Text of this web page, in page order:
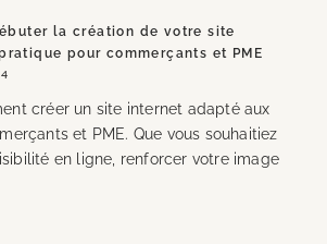
la création de votre site
pour commerçants et PME
créer un site internet adapté aux
et PME. Que vous souhaitiez
en ligne, renforcer votre image